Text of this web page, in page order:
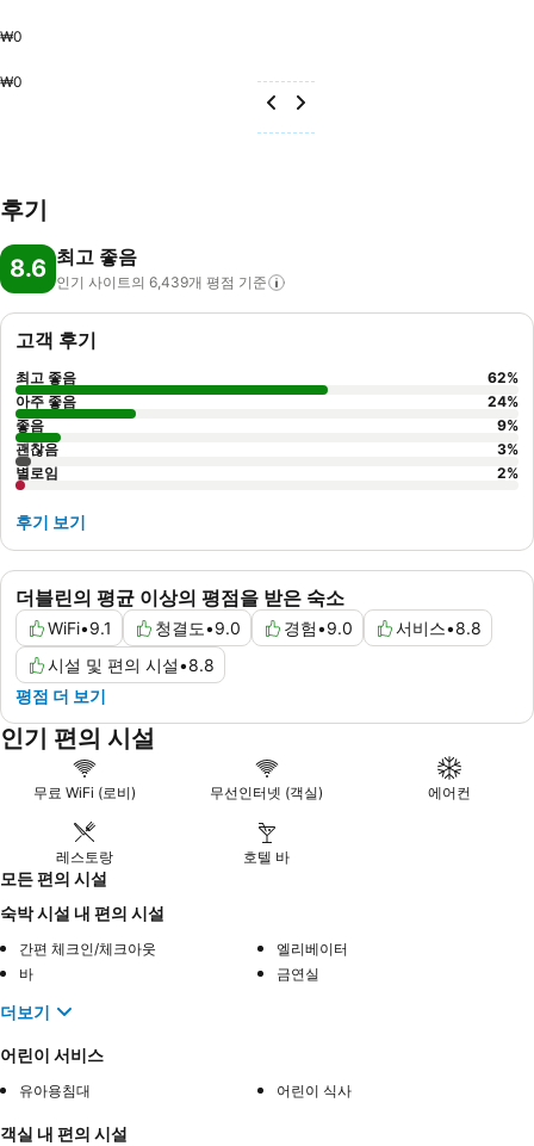
₩0
₩0
후기
8.6 최고 좋음
인기 사이트의 6,439개 평점 기준
더블린의 평균 이상의 평점을 받은 숙소
WiFi•9.1 청결도•9.0 경험•9.0 서비스•8.8
시설 및 편의 시설•8.8
평점 더 보기
고객 후기
최고 좋음 62%
아주 좋음
24%
좋음
9%
괜찮음
3%
별로임
2%
후기 보기
인기 편의 시설
무료 WiFi (로비) 무선인터넷 (객실) 에어컨
레스토랑 호텔 바
모든 편의 시설
숙박 시설 내 편의 시설
간편 체크인/체크아웃
엘리베이터
바
금연실
더보기
어린이 서비스
유아용침대 어린이 식사
객실 내 편의 시설